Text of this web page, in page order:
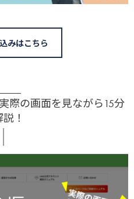
みはこちら
際の画面を見ながら15分
！